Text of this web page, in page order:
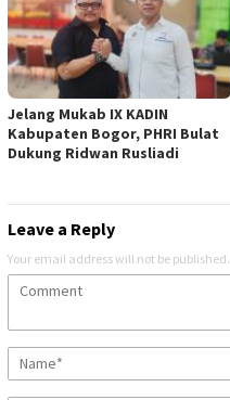
Jelang Mukab IX KADIN
Kabupaten Bogor, PHRI Bulat
Dukung Ridwan Rusliadi
Leave a Reply
Your email address will not be published.